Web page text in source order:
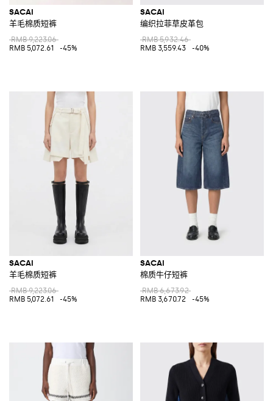
SACAI
羊毛棉质短裤
RMB 9,223.06
RMB 5,072.61
-45%
SACAI
编织拉菲草皮革包
RMB 5,932.46
RMB 3,559.43
-40%
SACAI
羊毛棉质短裤
RMB 9,223.06
RMB 5,072.61
-45%
SACAI
棉质牛仔短裤
RMB 6,673.92
RMB 3,670.72
-45%